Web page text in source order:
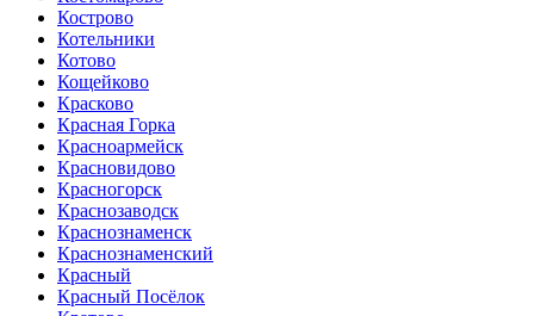
Кострово
Котельники
Котово
Кощейково
Красково
Красная Горка
Красноармейск
Красновидово
Красногорск
Краснозаводск
Краснознаменск
Краснознаменский
Красный
Красный Посёлок